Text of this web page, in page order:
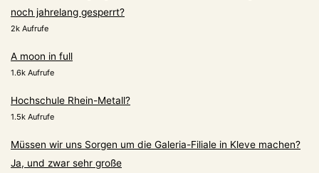
noch jahrelang gesperrt?
2k Aufrufe
A moon in full
1.6k Aufrufe
Hochschule Rhein-Metall?
1.5k Aufrufe
Müssen wir uns Sorgen um die Galeria-Filiale in Kleve machen?
Ja, und zwar sehr große